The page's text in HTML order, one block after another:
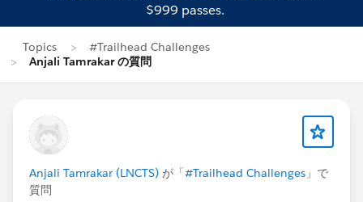
$999 passes.
Topics
#Trailhead Challenges
Anjali Tamrakar の質問
Anjali Tamrakar (LNCTS) が「#Trailhead Challenges 」で
質問